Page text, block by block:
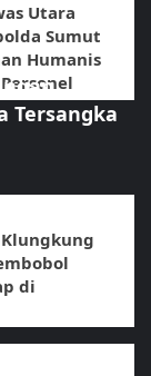
Utara
Sumut
Humanis
Tersangka
di